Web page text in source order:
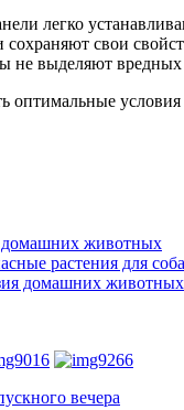
легко
свои
не выделяют
оптимальные
домашних животных
растения для
домашних животных
вечера